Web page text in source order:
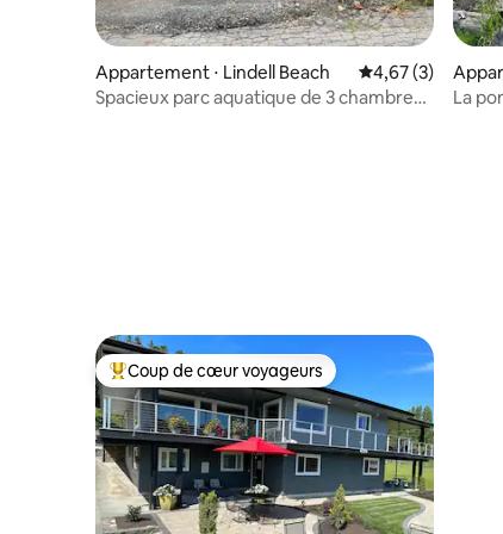
Appartement ⋅ Lindell Beach Évaluation
4,67 (3)
Spacieux parc aquatique de 3 chambres,
La
Coups de cœur voyageurs les plus appréciés
Coup de cœur voyageurs